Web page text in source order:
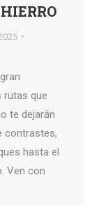
rutas que
te dejarán
contrastes,
hasta el
Ven con